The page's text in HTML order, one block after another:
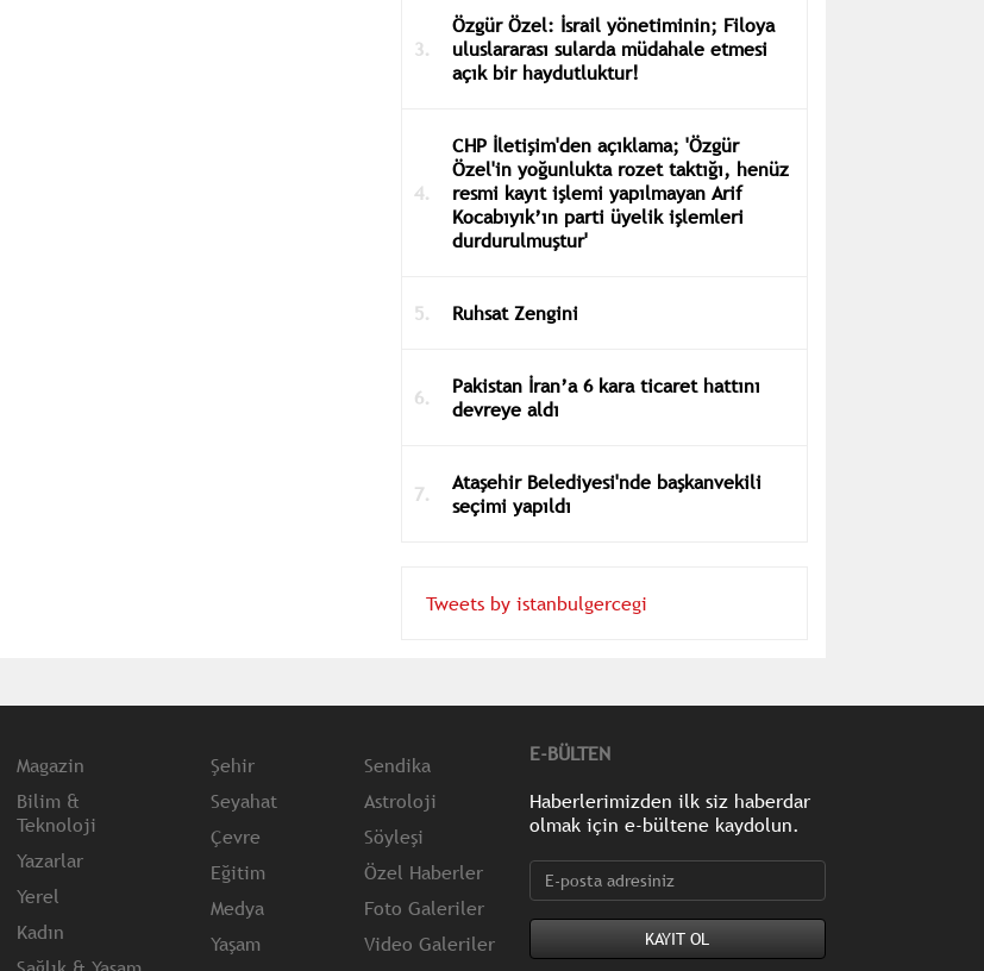
Özgür Özel: İsrail yönetiminin; Filoya
uluslararası sularda müdahale etmesi
açık bir haydutluktur!
CHP İletişim'den açıklama; 'Özgür
Özel'in yoğunlukta rozet taktığı, henüz
resmi kayıt işlemi yapılmayan Arif
Kocabıyık’ın parti üyelik işlemleri
durdurulmuştur'
Ruhsat Zengini
Pakistan İran’a 6 kara ticaret hattını
devreye aldı
Ataşehir Belediyesi'nde başkanvekili
seçimi yapıldı
Tweets by istanbulgercegi
Magazin
Bilim &
Teknoloji
Yazarlar
Yerel
Kadın
Şehir
Seyahat
Çevre
Eğitim
Medya
Yaşam
Sendika
Astroloji
Söyleşi
Özel Haberler
Foto Galeriler
Video Galeriler
E-BÜLTEN
Haberlerimizden ilk siz haberdar
olmak için e-bültene kaydolun.